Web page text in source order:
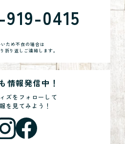
919-0415
ため不在の場合は
折り返しご連絡します。
情報発信中！
ズをフォローして
を見てみよう！